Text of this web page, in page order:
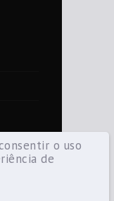
o uso
de
Todos os